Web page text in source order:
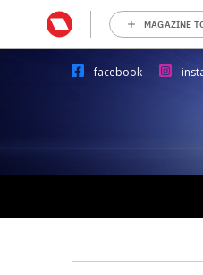
MAGAZINE
facebook